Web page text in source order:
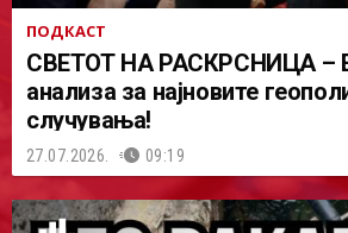
ПОДКАСТ
СВЕТОТ НА РАСКРСНИЦА –
анализа за најновите
случувања!
27.07.2026. 09:19